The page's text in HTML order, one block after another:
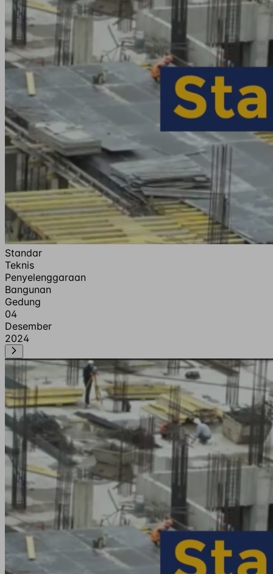
Standar
Teknis
Penyelenggaraan
Bangunan
Gedung
04
Desember
2024